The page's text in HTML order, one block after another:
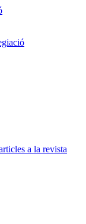
a la revista